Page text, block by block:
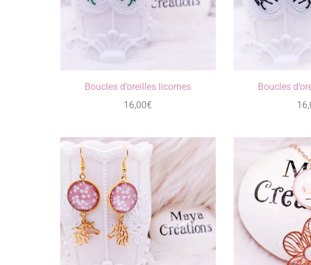
Boucles d’oreilles licornes
16,00€
Boucles